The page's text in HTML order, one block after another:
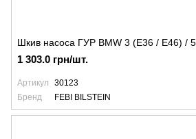
Шкив насоса ГУР BMW 3 (E36 / E46) /
1 303.0 грн/шт.
Артикул
30123
Бренд
FEBI BILSTEIN